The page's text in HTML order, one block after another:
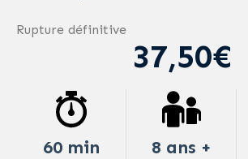
Rupture définitive
37,50€
60 min 8 ans +